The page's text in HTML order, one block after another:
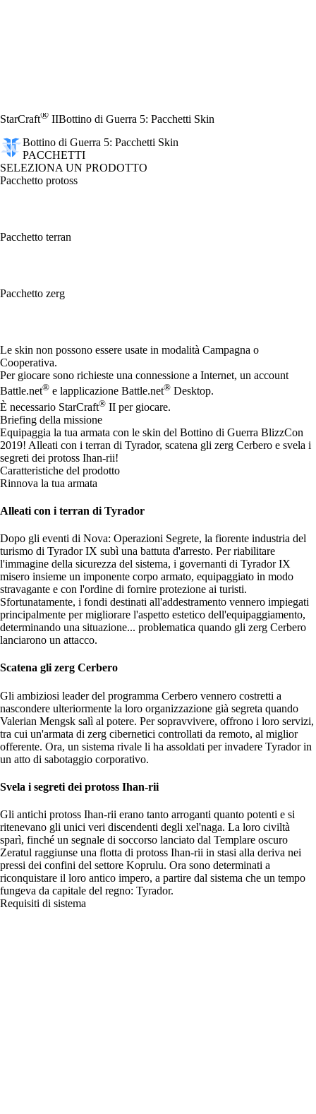
StarCraft® IIBottino di Guerra 5: Pacchetti Skin
Bottino di Guerra 5: Pacchetti Skin
PACCHETTI
SELEZIONA UN PRODOTTO
Pacchetto protoss
Pacchetto terran
Pacchetto zerg
Available actions
Le skin non possono essere usate in modalità Campagna o
Cooperativa.
Per giocare sono richieste una connessione a Internet, un account
Battle.net® e lapplicazione Battle.net® Desktop.
È necessario StarCraft® II per giocare.
Briefing della missione
Equipaggia la tua armata con le skin del Bottino di Guerra BlizzCon
2019! Alleati con i terran di Tyrador, scatena gli zerg Cerbero e svela i
segreti dei protoss Ihan-rii!
Caratteristiche del prodotto
Rinnova la tua armata
Alleati con i terran di Tyrador
Dopo gli eventi di Nova: Operazioni Segrete, la fiorente industria del
turismo di Tyrador IX subì una battuta d'arresto. Per riabilitare
l'immagine della sicurezza del sistema, i governanti di Tyrador IX
misero insieme un imponente corpo armato, equipaggiato in modo
stravagante e con l'ordine di fornire protezione ai turisti.
Sfortunatamente, i fondi destinati all'addestramento vennero impiegati
principalmente per migliorare l'aspetto estetico dell'equipaggiamento,
determinando una situazione... problematica quando gli zerg Cerbero
lanciarono un attacco.
Scatena gli zerg Cerbero
Gli ambiziosi leader del programma Cerbero vennero costretti a
nascondere ulteriormente la loro organizzazione già segreta quando
Valerian Mengsk salì al potere. Per sopravvivere, offrono i loro servizi,
tra cui un'armata di zerg cibernetici controllati da remoto, al miglior
offerente. Ora, un sistema rivale li ha assoldati per invadere Tyrador in
un atto di sabotaggio corporativo.
Svela i segreti dei protoss Ihan-rii
Gli antichi protoss Ihan-rii erano tanto arroganti quanto potenti e si
ritenevano gli unici veri discendenti degli xel'naga. La loro civiltà
sparì, finché un segnale di soccorso lanciato dal Templare oscuro
Zeratul raggiunse una flotta di protoss Ihan-rii in stasi alla deriva nei
pressi dei confini del settore Koprulu. Ora sono determinati a
riconquistare il loro antico impero, a partire dal sistema che un tempo
fungeva da capitale del regno: Tyrador.
Requisiti di sistema